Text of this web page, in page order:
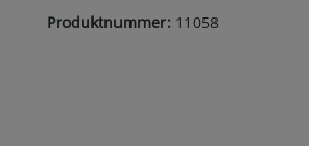
Produktnummer: 11058